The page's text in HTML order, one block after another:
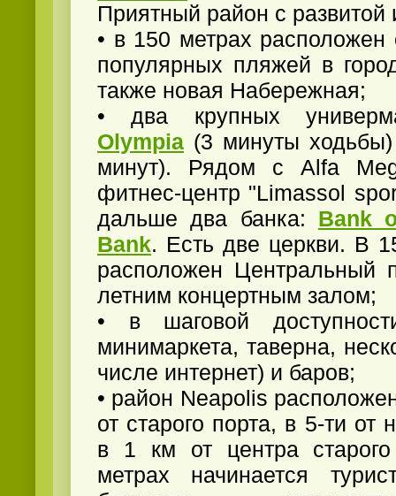
Приятный район с развитой
• в 150 метрах расположен
популярных пляжей в
также новая Набережная;
• два крупных
Olympia (3 минуты
минут). Рядом с Alfa
фитнес-центр "Limassol
дальше два банка: Bank
Bank. Есть две церкви. В
расположен Центральный
летним концертным залом;
• в шаговой
минимаркета, таверна,
числе интернет) и баров;
• район Neapolis
от старого порта, в 5-ти от
в 1 км от центра
метрах начинается